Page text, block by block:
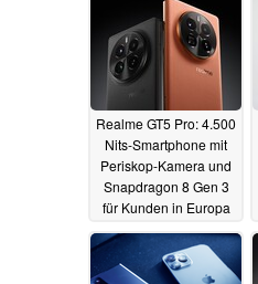
Realme GT5 Pro: 4.500
Nits-Smartphone mit
Periskop-Kamera und
Snapdragon 8 Gen 3
für Kunden in Europa
verfügbar - über
Spezial-Händler
30.12.2023